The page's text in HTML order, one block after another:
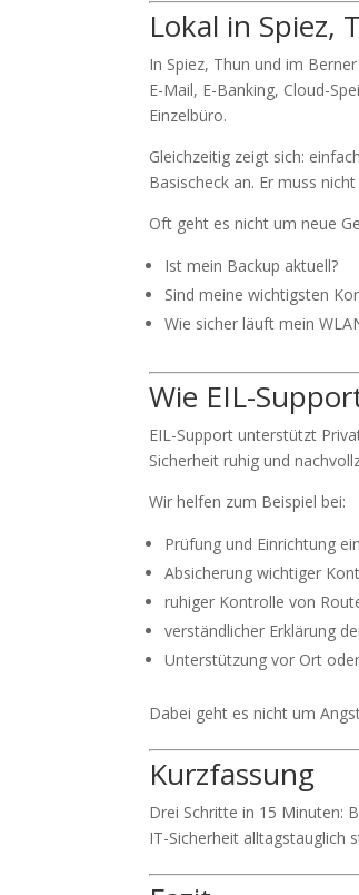
Lokal in Spiez,
In Spiez, Thun und im
E-Mail, E-Banking, Cloud-
Einzelbüro.
Gleichzeitig zeigt sich:
Basischeck an. Er muss
Oft geht es nicht um neue
Ist mein Backup aktuell?
Sind meine wichtigsten
Wie sicher läuft mein
Wie EIL-
EIL-Support unterstützt
Sicherheit ruhig und
Wir helfen zum Beispiel bei:
Prüfung und Einrichtung
Absicherung wichtiger
ruhiger Kontrolle von
verständlicher Erklärung
Unterstützung vor Ort
Dabei geht es nicht um
Kurzfassung
Drei Schritte in 15 Minuten:
IT-Sicherheit alltagstauglich